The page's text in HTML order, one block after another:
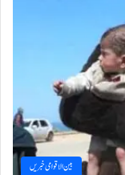
بین الاقوامی خبریں